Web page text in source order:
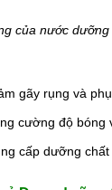
của nước
gãy rụng và
cường độ bóng
cấp dưỡng